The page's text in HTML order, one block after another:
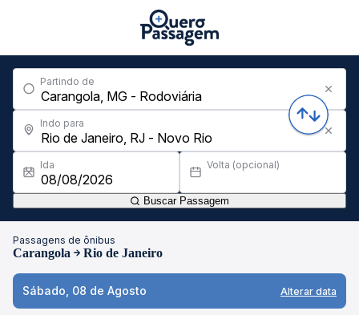
Partindo de
Indo para
Ida Volta (opcional)
Buscar Passagem
Passagens de ônibus
Carangola Rio de Janeiro
Sábado, 08 de Agosto Alterar data